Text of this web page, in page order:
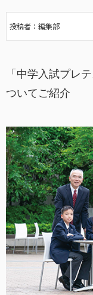
投稿者：編集部
「中学入試プレ
ついてご紹介